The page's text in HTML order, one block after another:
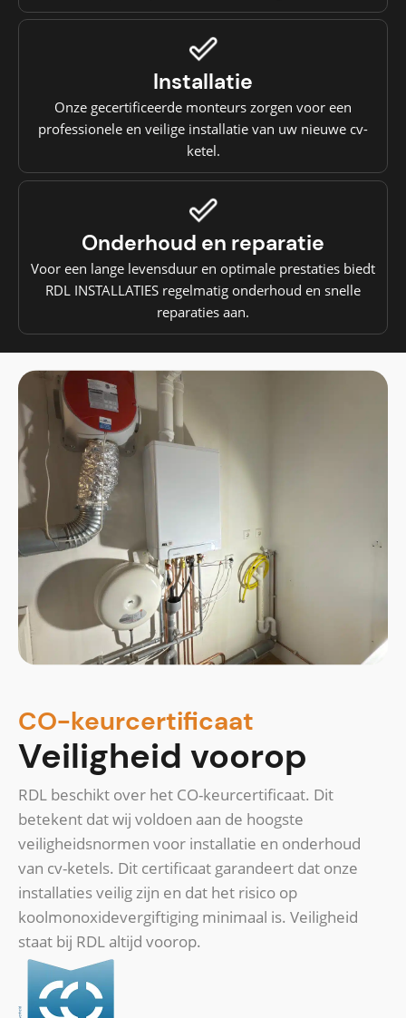
Installatie
Onze gecertificeerde monteurs zorgen voor een
professionele en veilige installatie van uw nieuwe cv-
ketel.
Onderhoud en reparatie
Voor een lange levensduur en optimale prestaties biedt
RDL INSTALLATIES regelmatig onderhoud en snelle
reparaties aan.
CO-keurcertificaat
Veiligheid voorop
RDL beschikt over het CO-keurcertificaat. Dit
betekent dat wij voldoen aan de hoogste
veiligheidsnormen voor installatie en onderhoud
van cv-ketels. Dit certificaat garandeert dat onze
installaties veilig zijn en dat het risico op
koolmonoxidevergiftiging minimaal is. Veiligheid
staat bij RDL altijd voorop.